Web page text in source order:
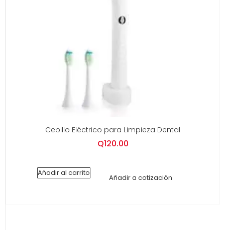
Cepillo Eléctrico para Limpieza Dental
Q120.00
Añadir al carrito
Añadir a cotización